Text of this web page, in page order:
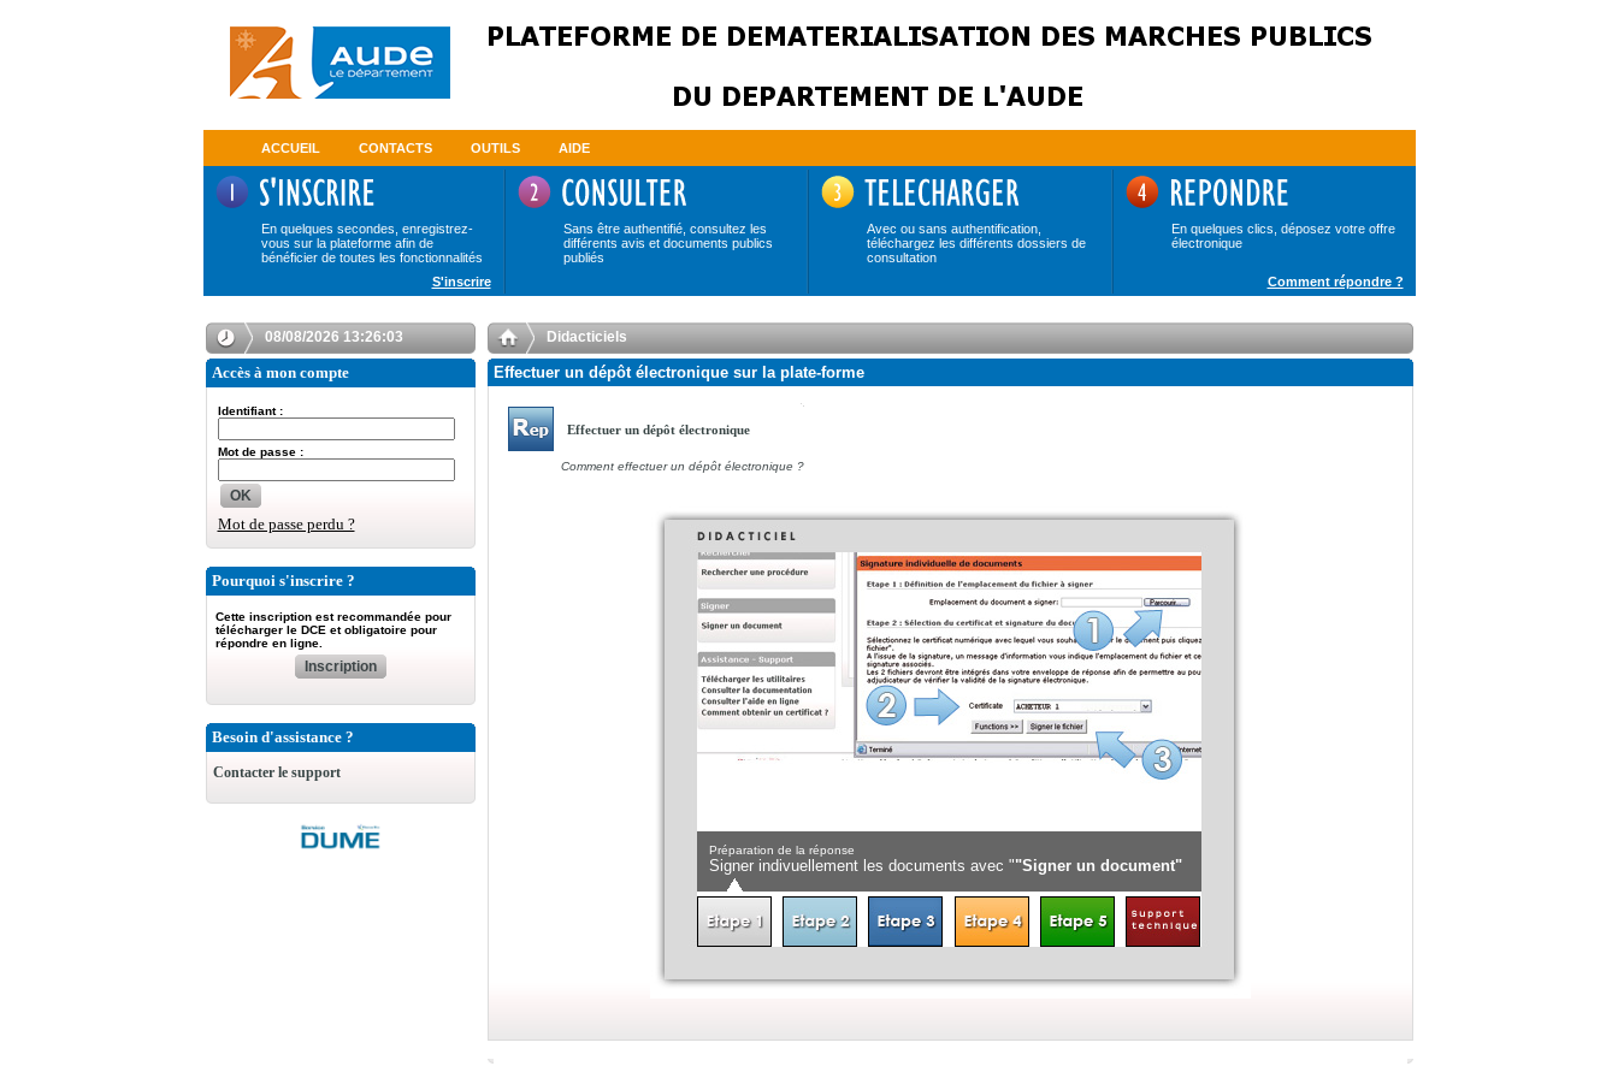
ACCUEIL CONTACTS OUTILS AIDE
En quelques secondes, enregistrez-
vous sur la plateforme afin de
bénéficier de toutes les fonctionnalités
Sans être authentifié, consultez les
différents avis et documents publics
publiés
Avec ou sans authentification,
téléchargez les différents dossiers de
consultation
En quelques clics, déposez votre offre
électronique
S'inscrire Comment répondre ?
08/08/2026 13:26:03
Accès à mon compte
Identifiant :
Mot de passe :
OK
Mot de passe perdu ?
Pourquoi s'inscrire ?
Cette inscription est recommandée pour
télécharger le DCE et obligatoire pour
répondre en ligne.
Inscription
Besoin d'assistance ?
Contacter le support
Didacticiels
Effectuer un dépôt électronique sur la plate-forme
Effectuer un dépôt électronique
Comment effectuer un dépôt électronique ?
Préparation de la réponse
Signer indivuellement les documents avec ""Signer un document"